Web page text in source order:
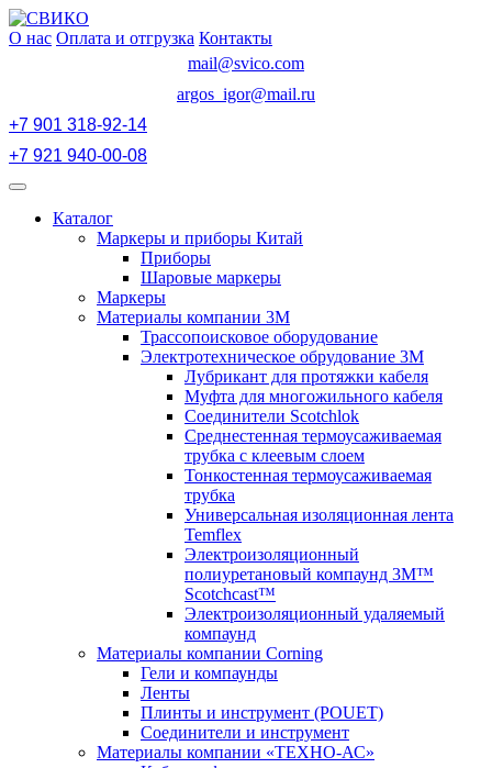
Перейти
к
О нас Оплата и отгрузка Контакты
mail@svico.com
argos_igor@mail.ru
+7 901 318-92-14
+7 921 940-00-08
Открыть
Каталог
Маркеры и приборы Китай
Приборы
Шаровые маркеры
Маркеры
Материалы компании 3М
Трассопоисковое оборудование
Электротехническое обрудование 3М
Лубрикант для протяжки кабеля
Муфта для многожильного кабеля
Соединители Scotchlok
Среднестенная термоусаживаемая
трубка с клеевым слоем
Тонкостенная термоусаживаемая
трубка
Универсальная изоляционная лента
Temflex
Электроизоляционный
полиуретановый компаунд 3M™
Scotchcast™
Электроизоляционный удаляемый
компаунд
Материалы компании Corning
Гели и компаунды
Ленты
Плинты и инструмент (POUET)
Соединители и инструмент
Материалы компании «ТЕХНО-АС»